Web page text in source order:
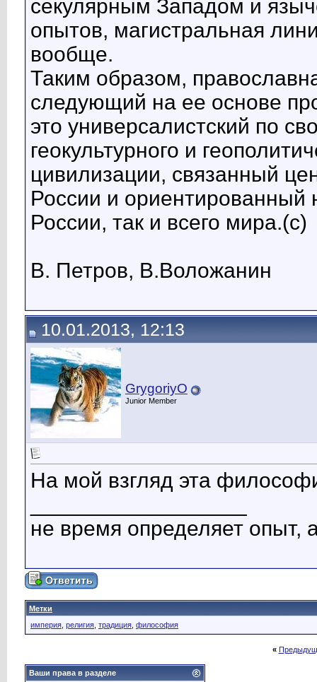
секулярным Западом и
опытов, магистральная
вообще.
Таким образом,
следующий на ее основе
это универсалистский по
геокультурного и
цивилизации, связанный
России и ориентированный
России, так и всего мира.(с)
В. Петров, В.Воложанин
10.01.2013, 12:13
GrygoriyO
Junior Member
На мой взгляд эта
не время определяет опыт,
Метки
империя религия традиция философия
«
Ваши права в разделе